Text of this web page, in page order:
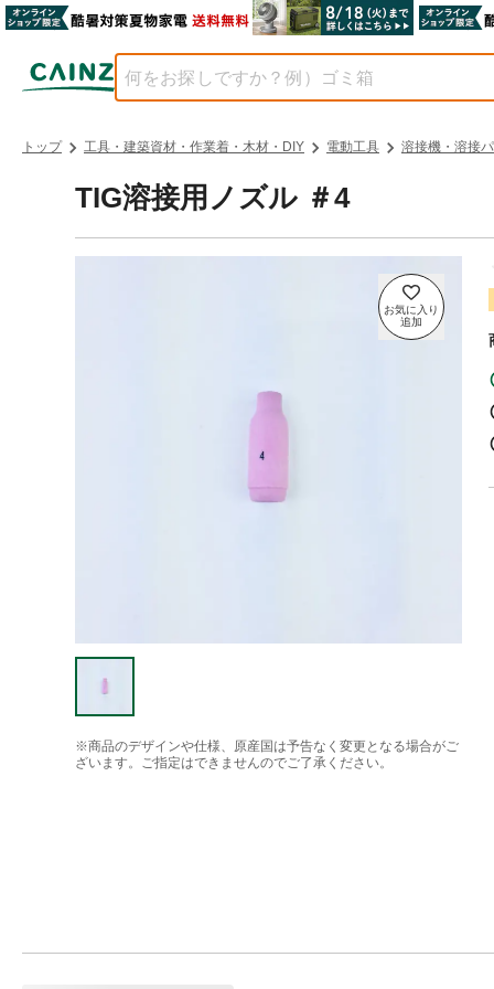
トップ 工具・建築資材・作業着・木材・DIY 電動工具 溶接機・溶接
TIG溶接用ノズル ＃4
※商品のデザインや仕様、原産国は予告なく変更となる場合がご
ざいます。ご指定はできませんのでご了承ください。